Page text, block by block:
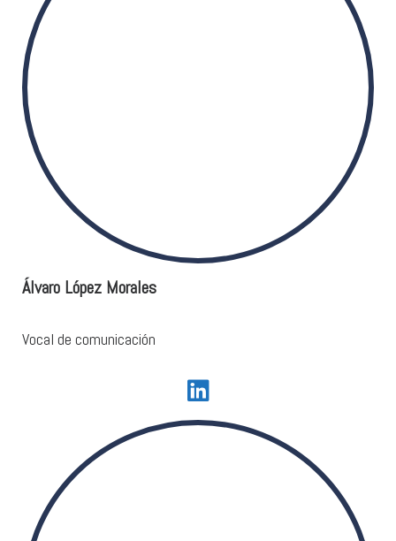
Álvaro López Morales
Vocal de comunicación
fab fa-linkedin